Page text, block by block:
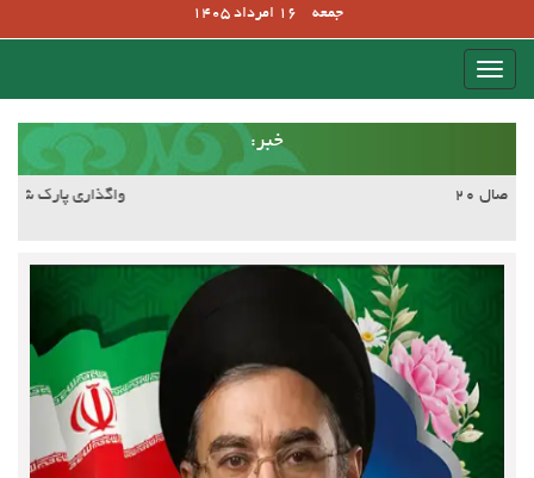
جمعه 16 امرداد 1405
:خبر
آسفالت کوچه وصال ۲۰